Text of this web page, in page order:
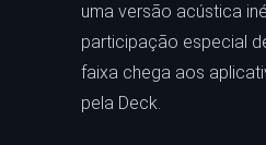
uma versão acústica
participação especial
faixa chega aos
pela Deck.